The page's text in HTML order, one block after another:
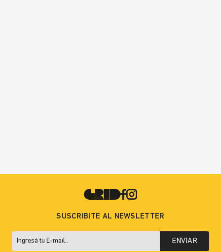
SUSCRIBITE AL NEWSLETTER
ENVIAR